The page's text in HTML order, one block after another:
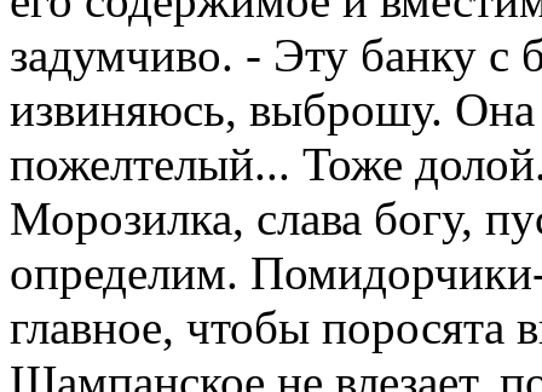
задумчиво. - Эту банку с
извиняюсь, выброшу. Она
пожелтелый... Тоже
Морозилка, слава богу,
определим.
главное, чтобы поросята
Шампанское не влезает,